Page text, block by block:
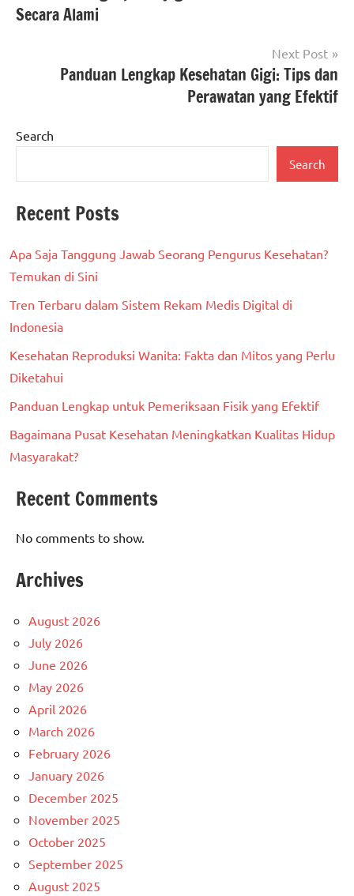
Secara Alami
Next Post
Panduan Lengkap Kesehatan Gigi: Tips dan
Perawatan yang Efektif
Search
Search
Recent Posts
Apa Saja Tanggung Jawab Seorang Pengurus Kesehatan?
Temukan di Sini
Tren Terbaru dalam Sistem Rekam Medis Digital di
Indonesia
Kesehatan Reproduksi Wanita: Fakta dan Mitos yang Perlu
Diketahui
Panduan Lengkap untuk Pemeriksaan Fisik yang Efektif
Bagaimana Pusat Kesehatan Meningkatkan Kualitas Hidup
Masyarakat?
Recent Comments
No comments to show.
Archives
August 2026
July 2026
June 2026
May 2026
April 2026
March 2026
February 2026
January 2026
December 2025
November 2025
October 2025
September 2025
August 2025